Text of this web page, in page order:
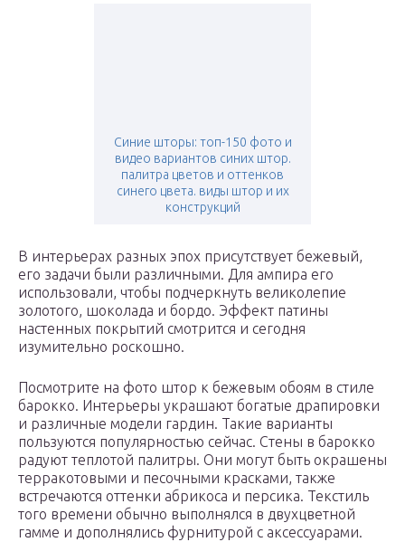
Синие шторы: топ-150 фото и
видео вариантов синих штор.
палитра цветов и оттенков
синего цвета. виды штор и их
конструкций
В интерьерах разных эпох присутствует бежевый,
его задачи были различными. Для ампира его
использовали, чтобы подчеркнуть великолепие
золотого, шоколада и бордо. Эффект патины
настенных покрытий смотрится и сегодня
изумительно роскошно.
Посмотрите на фото штор к бежевым обоям в стиле
барокко. Интерьеры украшают богатые драпировки
и различные модели гардин. Такие варианты
пользуются популярностью сейчас. Стены в барокко
радуют теплотой палитры. Они могут быть окрашены
терракотовыми и песочными красками, также
встречаются оттенки абрикоса и персика. Текстиль
того времени обычно выполнялся в двухцветной
гамме и дополнялись фурнитурой с аксессуарами.